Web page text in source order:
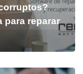
para reparar